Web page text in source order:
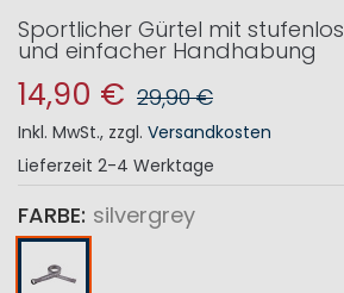
Sportlicher Gürtel mit
und einfacher Handhabung
14,90 € 29,90 €
Inkl. MwSt., zzgl. Versandkosten
Lieferzeit 2-4 Werktage
FARBE silvergrey